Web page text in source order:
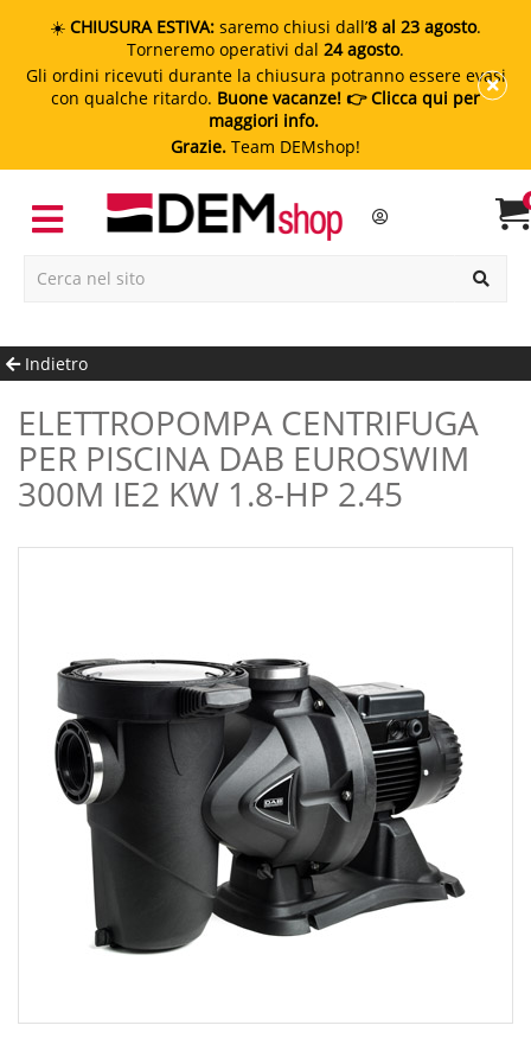
☀️ CHIUSURA ESTIVA: saremo chiusi dall’8 al 23 agosto.
Torneremo operativi dal 24 agosto.
Gli ordini ricevuti durante la chiusura potranno essere evasi
con qualche ritardo. Buone vacanze! 👉 Clicca qui per
maggiori info.
Grazie. Team DEMshop!
Indietro
ELETTROPOMPA CENTRIFUGA
PER PISCINA DAB EUROSWIM
300M IE2 KW 1.8-HP 2.45